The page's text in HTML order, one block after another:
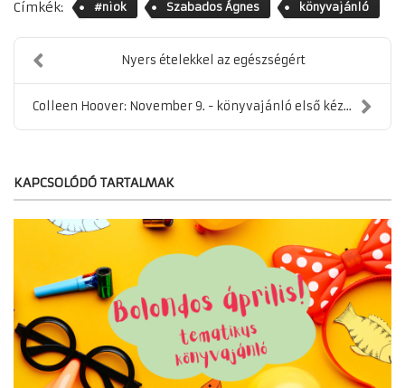
Címkék: #niok Szabados Ágnes könyvajánló
Nyers ételekkel az egészségért
Colleen Hoover: November 9. - könyvajánló első kéz...
KAPCSOLÓDÓ TARTALMAK